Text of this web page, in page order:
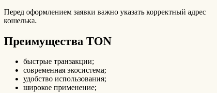
Перед оформлением заявки важно указать корректный адрес
кошелька.
Преимущества TON
быстрые транзакции;
современная экосистема;
удобство использования;
широкое применение;